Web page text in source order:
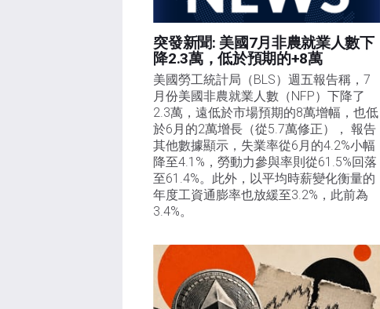
突發新聞: 美國7月非農就業人數下
降2.3萬，低於預期的+8萬
美國勞工統計局（BLS）週五報告稱，7
月份美國非農就業人數（NFP）下降了
2.3萬，遠低於市場預期的8萬增幅，也低
於6月的2萬增長（從5.7萬修正）， 報告
其他數據顯示，失業率從6月的4.2%小幅
降至4.1%，勞動力參與率則從61.5%回落
至61.4%。此外，以平均時薪變化衡量的
年度工資通膨率也放緩至3.2%，此前為
3.4%。